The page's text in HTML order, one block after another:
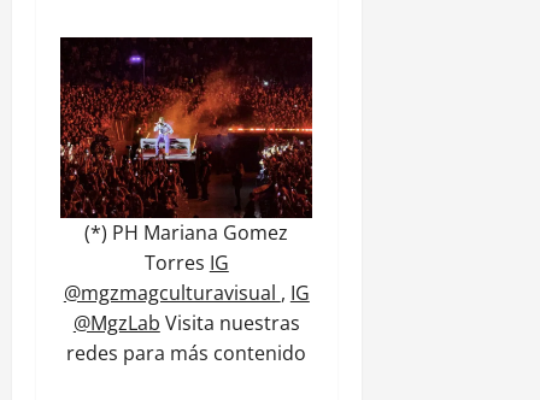
(*) PH Mariana Gomez
Torres IG
@mgzmagculturavisual , IG
@MgzLab Visita nuestras
redes para más contenido